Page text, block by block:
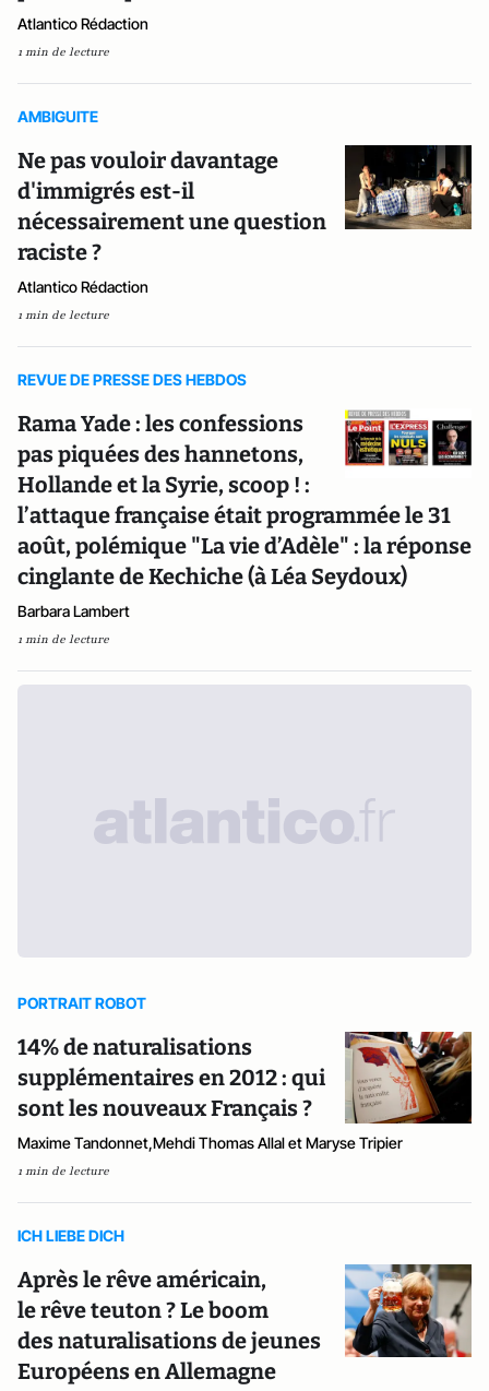
Atlantico Rédaction
1 min de lecture
AMBIGUITE
Ne pas vouloir davantage
d'immigrés est-il
nécessairement une question
raciste ?
Atlantico Rédaction
1 min de lecture
REVUE DE PRESSE DES HEBDOS
Rama Yade : les confessions
pas piquées des hannetons,
Hollande et la Syrie, scoop ! :
l’attaque française était programmée le 31
août, polémique "La vie d’Adèle" : la réponse
cinglante de Kechiche (à Léa Seydoux)
Barbara Lambert
1 min de lecture
PORTRAIT ROBOT
14% de naturalisations
supplémentaires en 2012 : qui
sont les nouveaux Français ?
Maxime Tandonnet,Mehdi Thomas Allal et Maryse Tripier
1 min de lecture
ICH LIEBE DICH
Après le rêve américain,
le rêve teuton ? Le boom
des naturalisations de jeunes
Européens en Allemagne